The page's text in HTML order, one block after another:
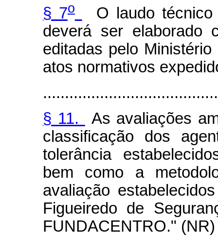
§ 7o
O laudo
deverá ser elaborado
editadas pelo
atos normativos
§ 11.
As avaliações
classificação dos
tolerância
bem como a
avaliação
Figueiredo de
FUNDACENTRO." (NR)